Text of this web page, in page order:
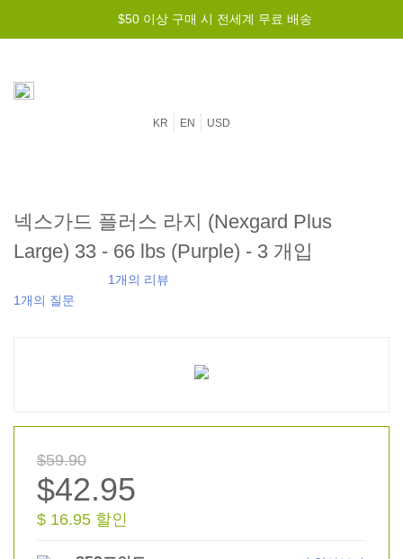
$50 이상 구매 시 전세계 무료 배송
KR EN USD
넥스가드 플러스 라지 (Nexgard Plus
Large) 33 - 66 lbs (Purple) - 3 개입
1개의 리뷰
1개의 질문
$59.90
$42.95
$ 16.95 할인